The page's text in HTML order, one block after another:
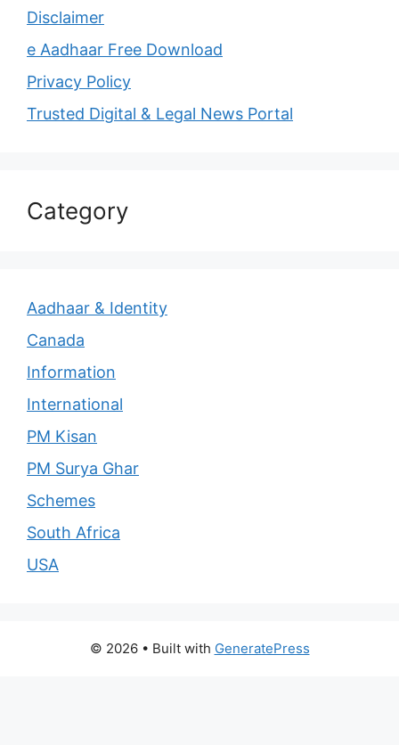
Disclaimer
e Aadhaar Free Download
Privacy Policy
Trusted Digital & Legal News Portal
Category
Aadhaar & Identity
Canada
Information
International
PM Kisan
PM Surya Ghar
Schemes
South Africa
USA
© 2026 • Built with GeneratePress